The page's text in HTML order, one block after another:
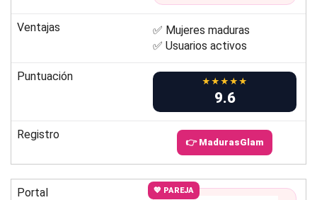
Ventajas
✅ Mujeres maduras
✅ Usuarios activos
Puntuación ★★★★★
9.6
Registro
👉 MadurasGlam
Portal 💖 PAREJA